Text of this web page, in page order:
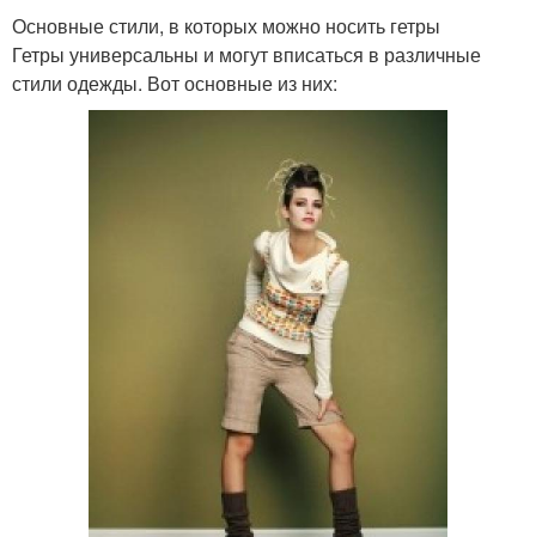
Основные стили, в которых можно носить гетры
Гетры универсальны и могут вписаться в различные
стили одежды. Вот основные из них: